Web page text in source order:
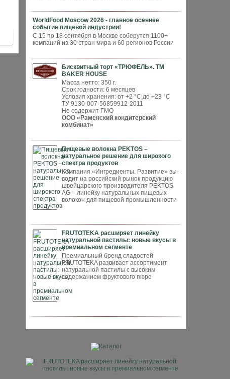
WorldFood Moscow 2026 - главное осеннее
событие пищевой индустрии!
С 15 по 18 сентября в Москве соберутся 1100+
компаний из 30 стран мира и 60 регионов России
Бисквитный торт «ТРЮФЕЛЬ». ТМ
BAKER HOUSE
Масса нетто: 350 г.
Срок годности: 6 месяцев
Условия хранения: от +2 °С до +23 °С
ТУ 9130-007-56859912-2011
Не содержит ГМО
ООО «Раменский кондитерский
комбинат»
Пищевые волокна PEKTOS –
натуральное решение для широкого
спектра продуктов
Компания «Ингредиенты. Развитие» вы­
водит на российский рынок продукцию
швей­царского производителя PEKTOS
AG – ли­нейку натуральных пищевых
волокон для пи­щевой промышленности
FRUTOTEKA расширяет линейку
натуральной пастилы: новые вкусы в
премиальном сегменте
Премиальный бренд сладостей
FRUTOTEKA развивает ассортимент
натуральной пастилы с высоким
содержанием фруктового пюре